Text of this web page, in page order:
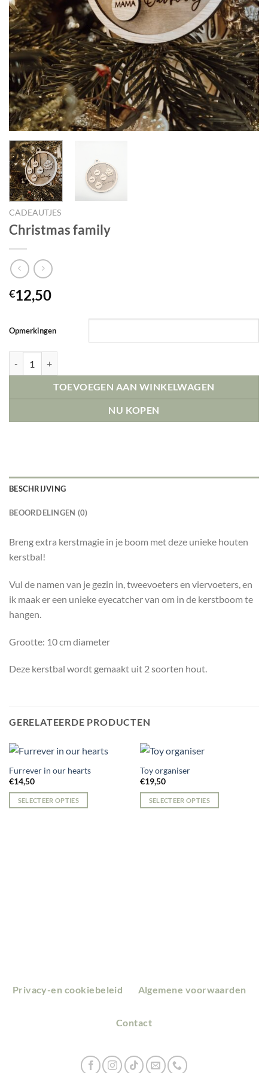
CADEAUTJES
Christmas family
€12,50
Opmerkingen
TOEVOEGEN AAN WINKELWAGEN
NU KOPEN
BESCHRIJVING
BEOORDELINGEN (0)
Breng extra kerstmagie in je boom met deze unieke houten
kerstbal!
Vul de namen van je gezin in, tweevoeters en viervoeters, en
ik maak er een unieke eyecatcher van om in de kerstboom te
hangen.
Grootte: 10 cm diameter
Deze kerstbal wordt gemaakt uit 2 soorten hout.
GERELATEERDE PRODUCTEN
Furrever in our hearts
€14,50
SELECTEER OPTIES
Toy organiser
€19,50
SELECTEER OPTIES
Privacy-en cookiebeleid Algemene voorwaarden
Contact